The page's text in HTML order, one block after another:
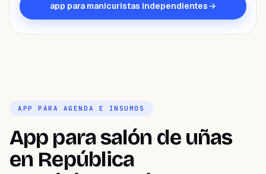
app para manicuristas independientes
APP PARA AGENDA E INSUMOS
App para salón de uñas
en República